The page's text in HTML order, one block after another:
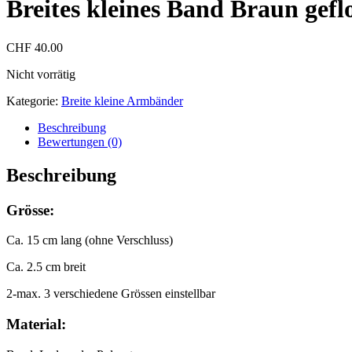
Breites kleines Band Braun
CHF 40.00
Nicht vorrätig
Kategorie: Breite kleine Armbänder
Beschreibung
Bewertungen (0)
Beschreibung
Grösse:
Ca. 15 cm lang (ohne Verschluss)
Ca. 2.5 cm breit
2-max. 3 verschiedene Grössen einstellbar
Material: